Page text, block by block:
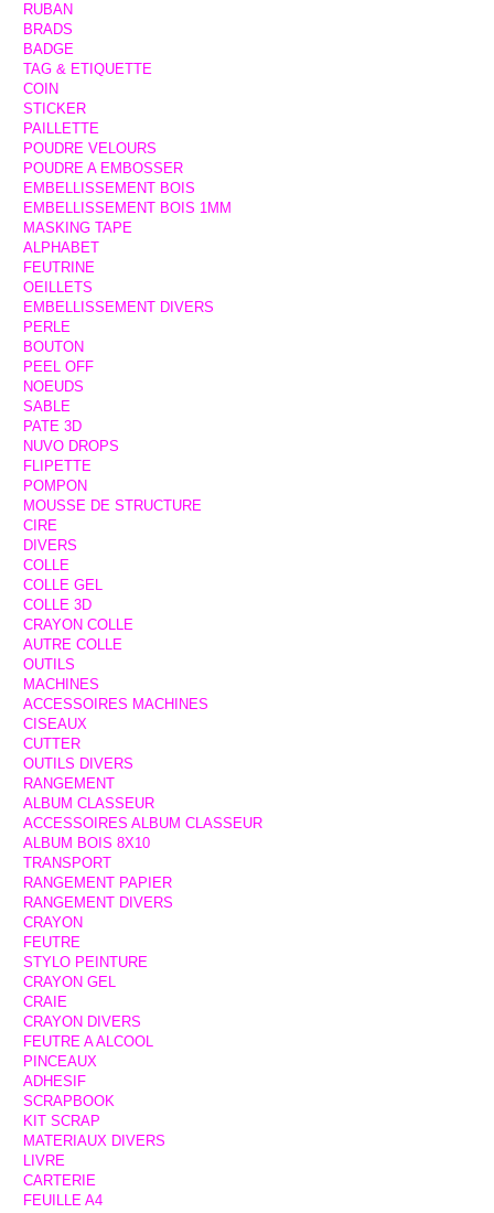
RUBAN
BRADS
BADGE
TAG & ETIQUETTE
COIN
STICKER
PAILLETTE
POUDRE VELOURS
POUDRE A EMBOSSER
EMBELLISSEMENT BOIS
EMBELLISSEMENT BOIS 1MM
MASKING TAPE
ALPHABET
FEUTRINE
OEILLETS
EMBELLISSEMENT DIVERS
PERLE
BOUTON
PEEL OFF
NOEUDS
SABLE
PATE 3D
NUVO DROPS
FLIPETTE
POMPON
MOUSSE DE STRUCTURE
CIRE
DIVERS
COLLE
COLLE GEL
COLLE 3D
CRAYON COLLE
AUTRE COLLE
OUTILS
MACHINES
ACCESSOIRES MACHINES
CISEAUX
CUTTER
OUTILS DIVERS
RANGEMENT
ALBUM CLASSEUR
ACCESSOIRES ALBUM CLASSEUR
ALBUM BOIS 8X10
TRANSPORT
RANGEMENT PAPIER
RANGEMENT DIVERS
CRAYON
FEUTRE
STYLO PEINTURE
CRAYON GEL
CRAIE
CRAYON DIVERS
FEUTRE A ALCOOL
PINCEAUX
ADHESIF
SCRAPBOOK
KIT SCRAP
MATERIAUX DIVERS
LIVRE
CARTERIE
FEUILLE A4